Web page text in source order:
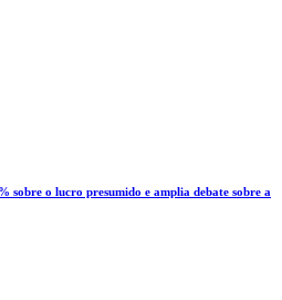
sobre o lucro presumido e amplia debate sobre a